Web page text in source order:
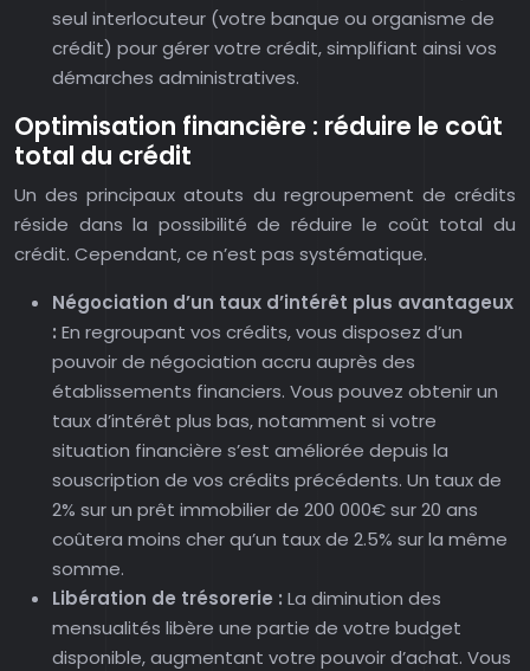
seul interlocuteur (votre banque ou organisme de
crédit) pour gérer votre crédit, simplifiant ainsi vos
démarches administratives.
Optimisation financière : réduire le coût
total du crédit
Un des principaux atouts du regroupement de crédits
réside dans la possibilité de réduire le coût total du
crédit. Cependant, ce n’est pas systématique.
Négociation d’un taux d’intérêt plus avantageux
: En regroupant vos crédits, vous disposez d’un
pouvoir de négociation accru auprès des
établissements financiers. Vous pouvez obtenir un
taux d’intérêt plus bas, notamment si votre
situation financière s’est améliorée depuis la
souscription de vos crédits précédents. Un taux de
2% sur un prêt immobilier de 200 000€ sur 20 ans
coûtera moins cher qu’un taux de 2.5% sur la même
somme.
Libération de trésorerie : La diminution des
mensualités libère une partie de votre budget
disponible, augmentant votre pouvoir d’achat. Vous